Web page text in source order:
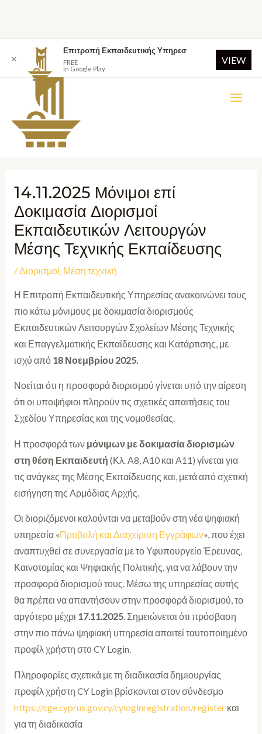
14.11.2025 Μόνιμοι επί
Δοκιμασία Διορισμοί
Εκπαιδευτικών Λειτουργών
Μέσης Τεχνικής Εκπαίδευσης
/Διορισμοί, Μέση τεχνική
Η Επιτροπή Εκπαιδευτικής Υπηρεσίας ανακοινώνει τους
πιο κάτω μόνιμους με δοκιμασία διορισμούς
Εκπαιδευτικών Λειτουργών Σχολείων Μέσης Τεχνικής
και Επαγγελματικής Εκπαίδευσης και Κατάρτισης, με
ισχύ από 18 Νοεμβρίου2025.
Νοείται ότι η προσφορά διορισμού γίνεται υπό την αίρεση
ότι οι υποψήφιοι πληρούν τις σχετικές απαιτήσεις του
Σχεδίου Υπηρεσίας και της νομοθεσίας.
Η προσφορά των μόνιμων με δοκιμασία διορισμών
στη θέση Εκπαιδευτή (Κλ. Α8, Α10 και Α11) γίνεται για
τις ανάγκες της Μέσης Εκπαίδευσης και, μετά από σχετική
εισήγηση της Αρμόδιας Αρχής.
Οι διοριζόμενοι καλούνται να μεταβούν στη νέα ψηφιακή
υπηρεσία «Προβολή και Διαχείριση Εγγράφων», που έχει
αναπτυχθεί σε συνεργασία με το Υφυπουργείο Έρευνας,
Καινοτομίας και Ψηφιακής Πολιτικής, για να λάβουν την
προσφορά διορισμού τους. Μέσω της υπηρεσίας αυτής
θα πρέπει να απαντήσουν στην προσφορά διορισμού, το
αργότερο μέχρι 17.11.2025. Σημειώνεται ότι πρόσβαση
στην πιο πάνω ψηφιακή υπηρεσία απαιτεί ταυτοποιημένο
προφίλ χρήστη στο CY Login.
Πληροφορίες σχετικά με τη διαδικασία δημιουργίας
προφίλ χρήστη CY Login βρίσκονται στον σύνδεσμο
https://cge.cyprus.gov.cy/cyloginregistration/registerκαι
για τη διαδικασία
✕
Επιτροπή Εκπαιδευτικής Υπηρεσ
FREE
In Google Play
VIEW